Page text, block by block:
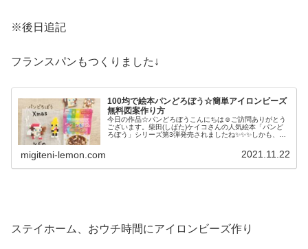
※後日追記
フランスパンもつくりました↓
100均で絵本パンどろぼう☆簡単アイロンビーズ
無料図案作り方
今日の作品☆パンどろぼうこんにちは☺ご訪問ありがとう
ございます。柴田(しばた)ケイコさんの人気絵本「パンど
ろぼう」シリーズ第3弾発売されましたね✨✨✨しかも、１
migiteni-lemon.com 2021.11.22
ステイホーム、おウチ時間にアイロンビーズ作り